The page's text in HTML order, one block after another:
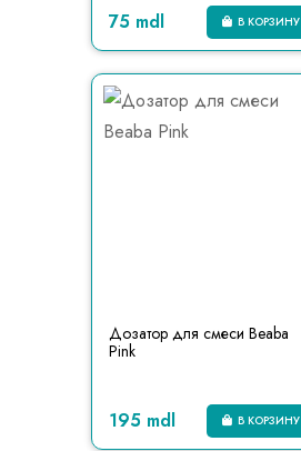
75 mdl В КОРЗИНУ
Дозатор для смеси Beaba
Pink
195 mdl В КОРЗИНУ